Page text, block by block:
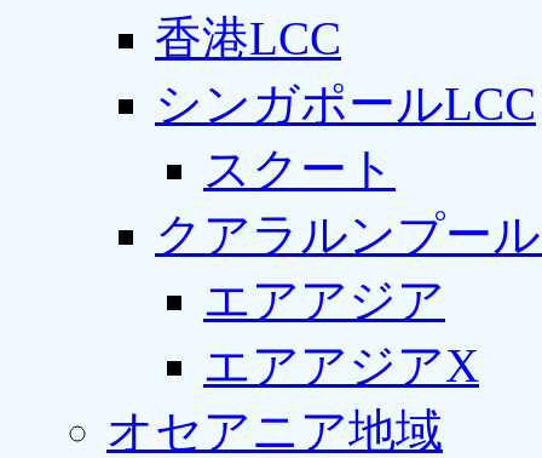
香港LCC
シンガポールLCC
スクート
クアラルンプー
エアアジア
エアアジアX
オセアニア地域